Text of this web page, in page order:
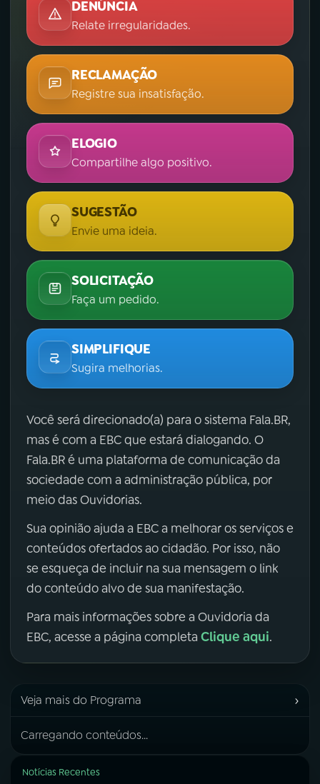
DENÚNCIA
Relate irregularidades.
RECLAMAÇÃO
Registre sua insatisfação.
ELOGIO
Compartilhe algo positivo.
SUGESTÃO
Envie uma ideia.
SOLICITAÇÃO
Faça um pedido.
SIMPLIFIQUE
Sugira melhorias.
Você será direcionado(a) para o sistema Fala.BR,
mas é com a EBC que estará dialogando. O
Fala.BR é uma plataforma de comunicação da
sociedade com a administração pública, por
meio das Ouvidorias.
Sua opinião ajuda a EBC a melhorar os serviços e
conteúdos ofertados ao cidadão. Por isso, não
se esqueça de incluir na sua mensagem o link
do conteúdo alvo de sua manifestação.
Para mais informações sobre a Ouvidoria da
EBC, acesse a página completa Clique aqui.
Veja mais do Programa ›
Carregando conteúdos...
Notícias Recentes